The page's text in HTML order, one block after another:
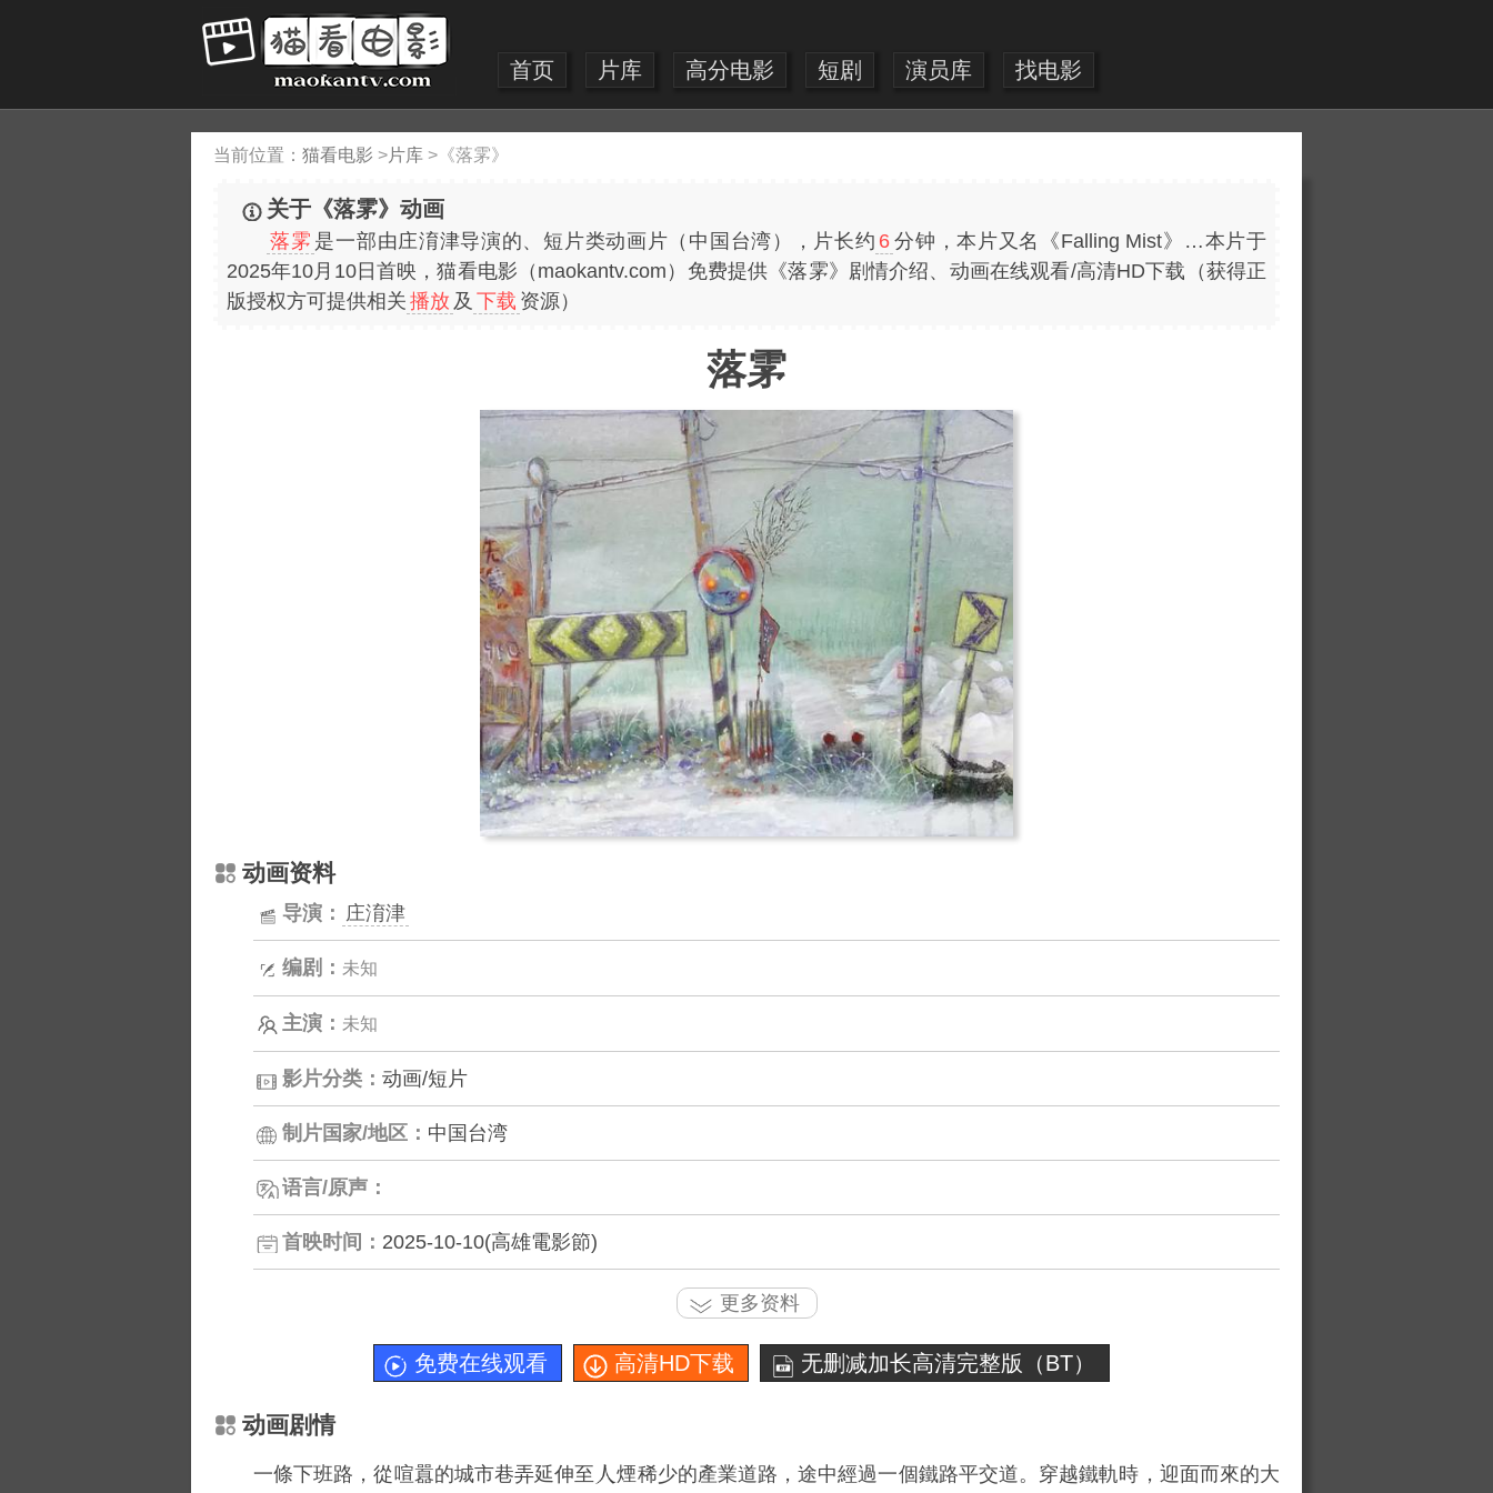
首页 片库 高分电影 短剧 演员库 找电影
当前位置： 猫看电影 >片库 > 《落雺》
关于《落雺》动画
落雺 是一部由庄淯津导演的、短片类动画片（中国台湾），片长约 6 分钟，本片又名《Falling Mist》…本片于
2025年10月10日首映，猫看电影（maokantv.com）免费提供《落雺》剧情介绍、动画在线观看/高清HD下载（获得正
版授权方可提供相关 播放 及 下载 资源）
落雺
动画资料
导演： 庄淯津
编剧： 未知
主演： 未知
影片分类： 动画/短片
制片国家/地区： 中国台湾
语言/原声：
首映时间： 2025-10-10(高雄電影節)
更多资料
免费在线观看 高清HD下载 无删减加长高清完整版（BT）
动画剧情
一條下班路，從喧囂的城市巷弄延伸至 煙稀少的產業道路，途中經過一個鐵路平交道。穿越鐵軌時，迎面而來的大